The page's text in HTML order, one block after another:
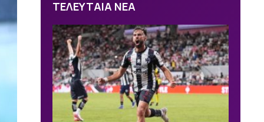
ΤΕΛΕΥΤΑΙΑ ΝΕΑ